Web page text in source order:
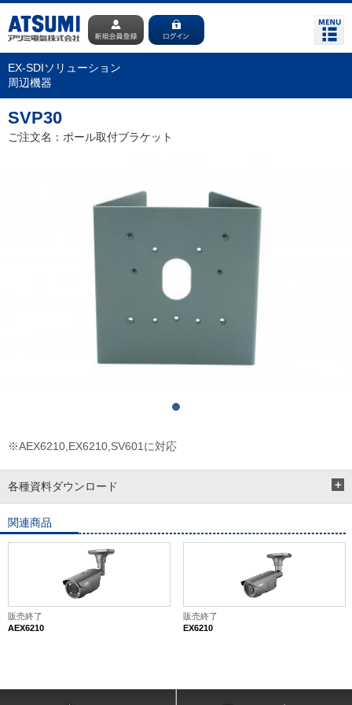
EX-SDIソリューション
周辺機器
SVP30
ご注文名：ポール取付ブラケット
※AEX6210,EX6210,SV601に対応
各種資料ダウンロード
関連商品
販売終了
AEX6210
販売終了
EX6210